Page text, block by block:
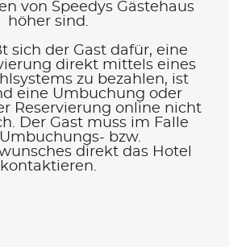
von Speedys Gästehaus
höher sind.
sich der Gast dafür, eine
direkt mittels eines
zu bezahlen, ist
eine Umbuchung oder
Reservierung online nicht
Der Gast muss im Falle
bzw.
direkt das Hotel
kontaktieren.